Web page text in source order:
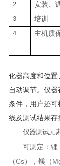
2
安装、
3
培训
4
主机质
化器高度和位
自动调节。仪
条件，用户还可
线及测试结果存
仪器测试元
可测定：锂
（Cs），镁（